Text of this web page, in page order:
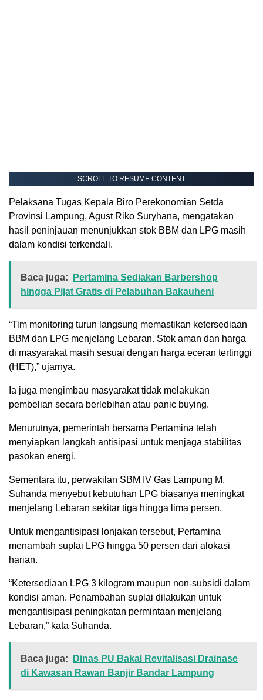
SCROLL TO RESUME CONTENT
Pelaksana Tugas Kepala Biro Perekonomian Setda
Provinsi Lampung, Agust Riko Suryhana, mengatakan
hasil peninjauan menunjukkan stok BBM dan LPG masih
dalam kondisi terkendali.
Baca juga:
Pertamina Sediakan Barbershop
hingga Pijat Gratis di Pelabuhan Bakauheni
“Tim monitoring turun langsung memastikan ketersediaan
BBM dan LPG menjelang Lebaran. Stok aman dan harga
di masyarakat masih sesuai dengan harga eceran tertinggi
(HET),” ujarnya.
Ia juga mengimbau masyarakat tidak melakukan
pembelian secara berlebihan atau panic buying.
Menurutnya, pemerintah bersama Pertamina telah
menyiapkan langkah antisipasi untuk menjaga stabilitas
pasokan energi.
Sementara itu, perwakilan SBM IV Gas Lampung M.
Suhanda menyebut kebutuhan LPG biasanya meningkat
menjelang Lebaran sekitar tiga hingga lima persen.
Untuk mengantisipasi lonjakan tersebut, Pertamina
menambah suplai LPG hingga 50 persen dari alokasi
harian.
“Ketersediaan LPG 3 kilogram maupun non-subsidi dalam
kondisi aman. Penambahan suplai dilakukan untuk
mengantisipasi peningkatan permintaan menjelang
Lebaran,” kata Suhanda.
Baca juga:
Dinas PU Bakal Revitalisasi Drainase
di Kawasan Rawan Banjir Bandar Lampung